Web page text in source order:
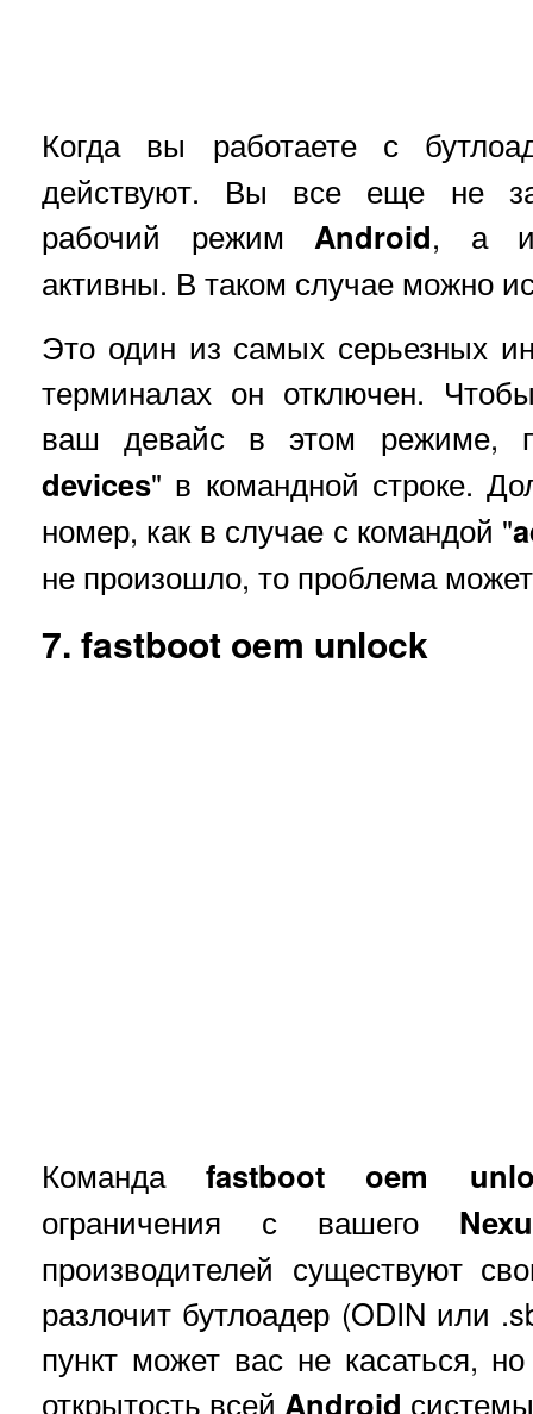
Когда вы работаете с
действуют. Вы все еще не
рабочий режим Android, а
активны. В таком случае можно
Это один из самых серьезных
терминалах он отключен.
ваш девайс в этом режиме,
devices" в командной строке.
номер, как в случае с командой "
не произошло, то проблема
7. fastboot oem unlock
Командаfastboot oem
ограничения с вашего
производителей существуют
разлочит бутлоадер (ODIN или
пункт может вас не касаться,
открытость всей Android